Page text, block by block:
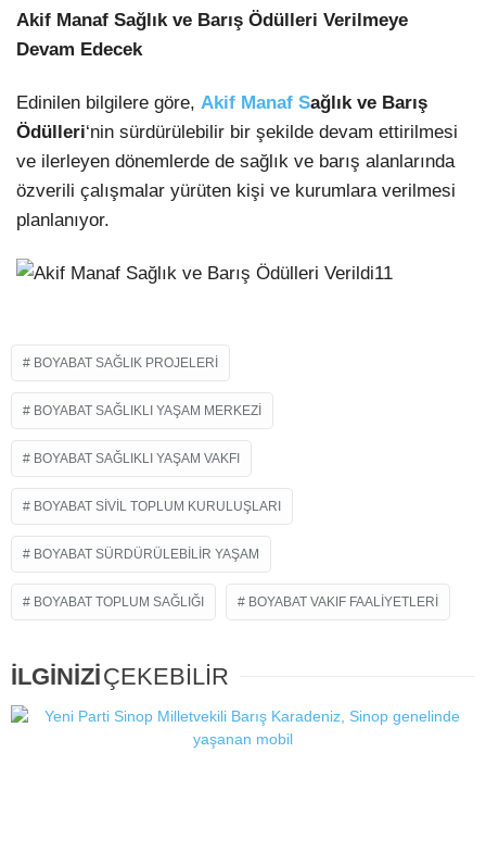
Akif Manaf Sağlık ve Barış Ödülleri Verilmeye
Devam Edecek
Edinilen bilgilere göre, Akif Manaf Sağlık ve Barış
Ödülleri‘nin sürdürülebilir bir şekilde devam ettirilmesi
ve ilerleyen dönemlerde de sağlık ve barış alanlarında
özverili çalışmalar yürüten kişi ve kurumlara verilmesi
planlanıyor.
BOYABAT SAĞLIK PROJELERI
BOYABAT SAĞLIKLI YAŞAM MERKEZI
BOYABAT SAĞLIKLI YAŞAM VAKFI
BOYABAT SIVIL TOPLUM KURULUŞLARI
BOYABAT SÜRDÜRÜLEBILIR YAŞAM
BOYABAT TOPLUM SAĞLIĞI BOYABAT VAKIF FAALIYETLERI
İLGİNİZİÇEKEBİLİR